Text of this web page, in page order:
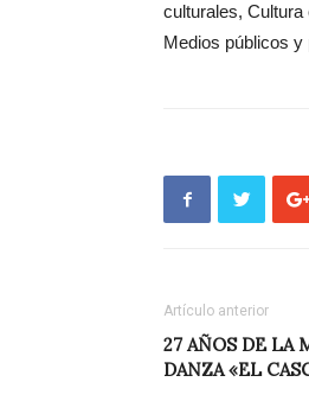
culturales,
Medios públicos y
Artículo anterior
27 AÑOS DE LA
DANZA «EL